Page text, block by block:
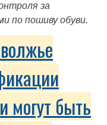
за
по пошиву обуви.
могут быть